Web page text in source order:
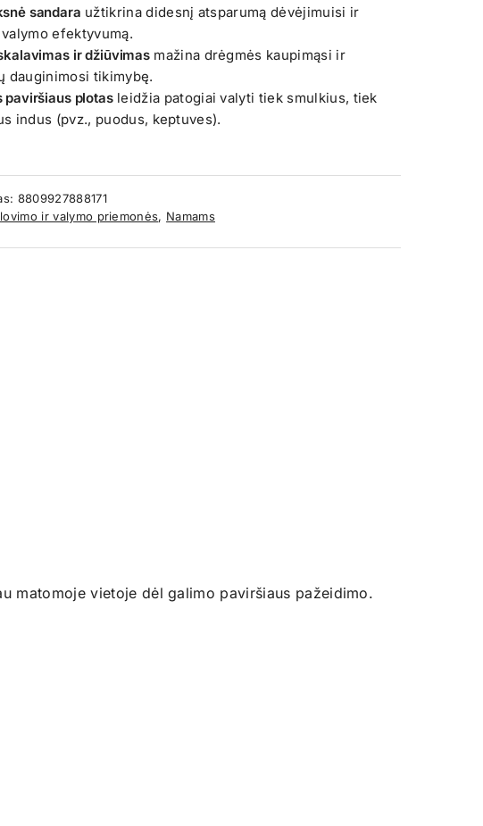
sandara užtikrina didesnį atsparumą dėvėjimuisi ir
efektyvumą.
ir džiūvimasmažina drėgmės kaupimąsi ir
dauginimosi tikimybę.
paviršiaus plotasleidžia patogiai valyti tiek smulkius, tiek
indus (pvz., puodus, keptuves).
8809927888171
ir valymo priemonės, Namams
matomoje vietoje dėl galimo paviršiaus pažeidimo.